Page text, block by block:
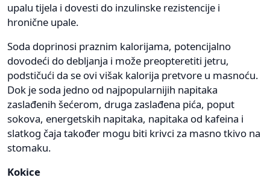
upalu tijela i dovesti do inzulinske rezistencije i
hronične upale.
Soda doprinosi praznim kalorijama, potencijalno
dovodeći do debljanja i može preopteretiti jetru,
podstičući da se ovi višak kalorija pretvore u masnoću.
Dok je soda jedno od najpopularnijih napitaka
zaslađenih šećerom, druga zaslađena pića, poput
sokova, energetskih napitaka, napitaka od kafeina i
slatkog čaja također mogu biti krivci za masno tkivo na
stomaku.
Kokice